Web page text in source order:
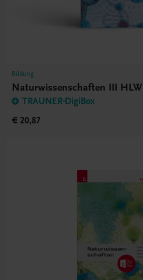
Bildung
Naturwissenschaften III HLW
TRAUNER-DigiBox
€ 20,87